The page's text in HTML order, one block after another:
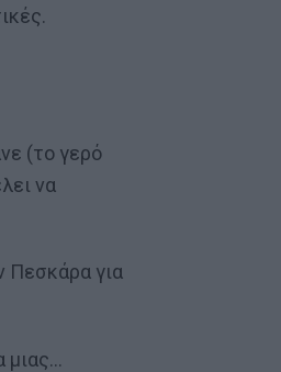
(το γερό
να
Πεσκάρα για
μιας…